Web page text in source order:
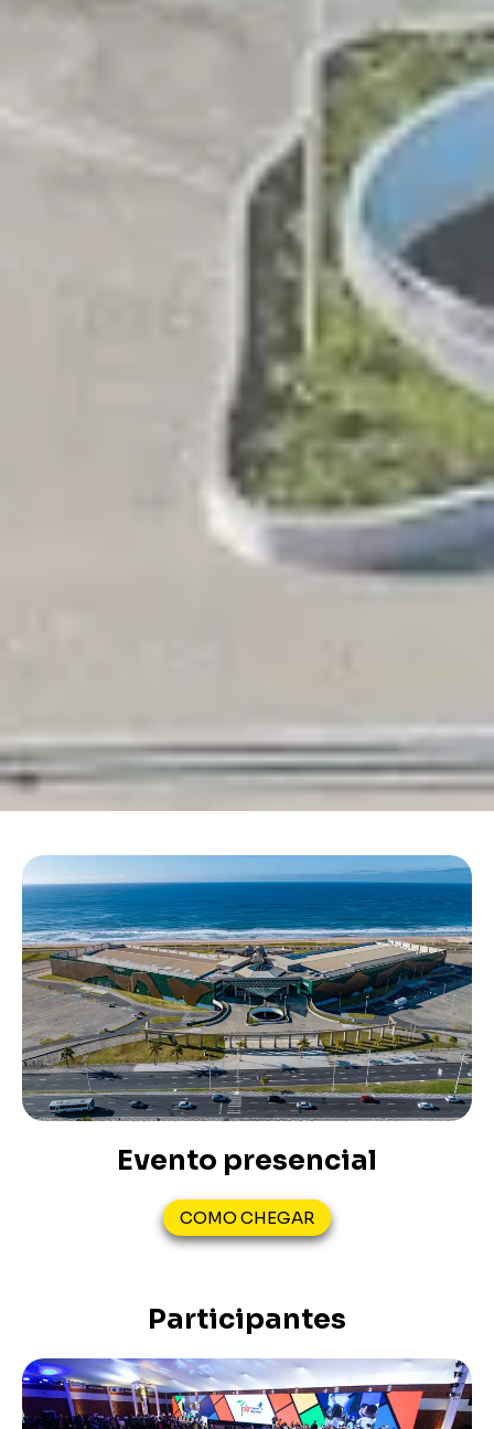
Evento presencial
COMO CHEGAR
Participantes